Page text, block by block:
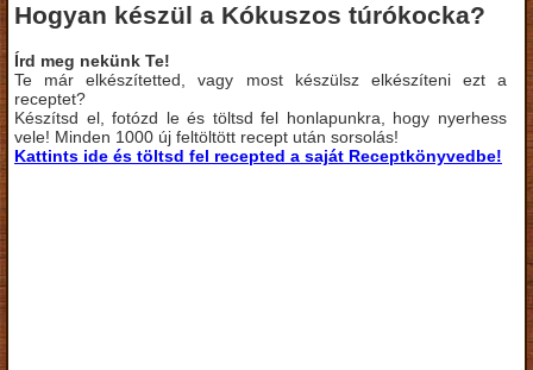
Hogyan készül a Kókuszos túrókocka?
Írd meg nekünk Te!
Te már elkészítetted, vagy most készülsz elkészíteni ezt a
receptet?
Készítsd el, fotózd le és töltsd fel honlapunkra, hogy nyerhess
vele! Minden 1000 új feltöltött recept után sorsolás!
Kattints ide és töltsd fel recepted a saját Receptkönyvedbe!